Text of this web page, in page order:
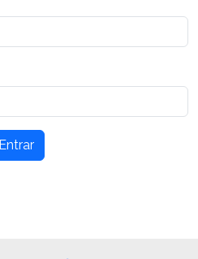
Entrar